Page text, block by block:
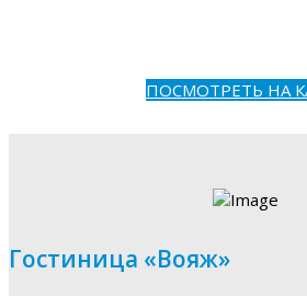
ПОСМОТРЕТЬ НА
Гостиница «Вояж»